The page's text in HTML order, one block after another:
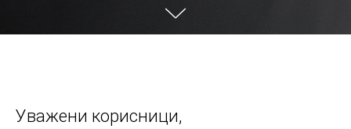
Уважени корисници,